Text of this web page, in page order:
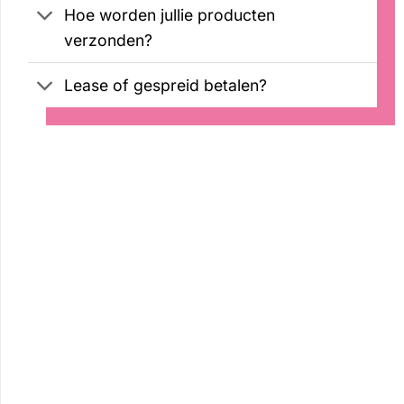
Hoe worden jullie producten
verzonden?
Lease of gespreid betalen?